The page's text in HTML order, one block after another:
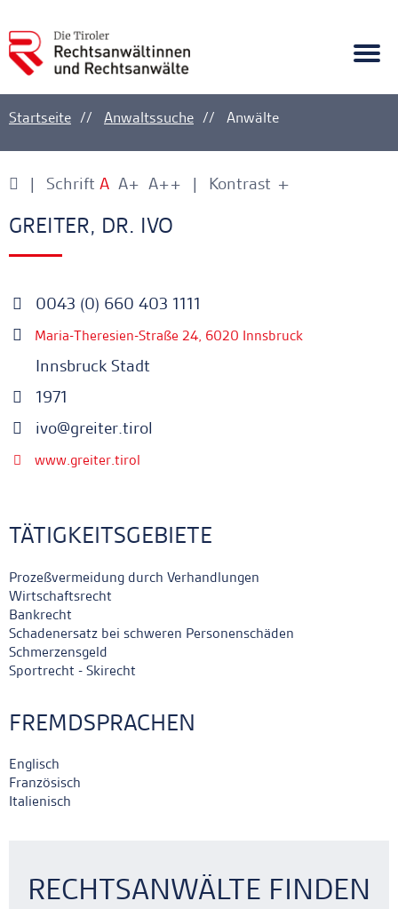
Ankerlink
Startseite Anwaltssuche Anwälte
Schrift A A+ A++ Kontrast +
-
Ankerlink
GREITER, DR. IVO
0043 (0) 660 403 1111
Maria-Theresien-Straße 24, 6020 Innsbruck
Innsbruck Stadt
1971
ivo@greiter.tirol
www.greiter.tirol
TÄTIGKEITSGEBIETE
Prozeßvermeidung durch Verhandlungen
Wirtschaftsrecht
Bankrecht
Schadenersatz bei schweren Personenschäden
Schmerzensgeld
Sportrecht - Skirecht
FREMDSPRACHEN
Englisch
Französisch
Italienisch
RECHTSANWÄLTE FINDEN